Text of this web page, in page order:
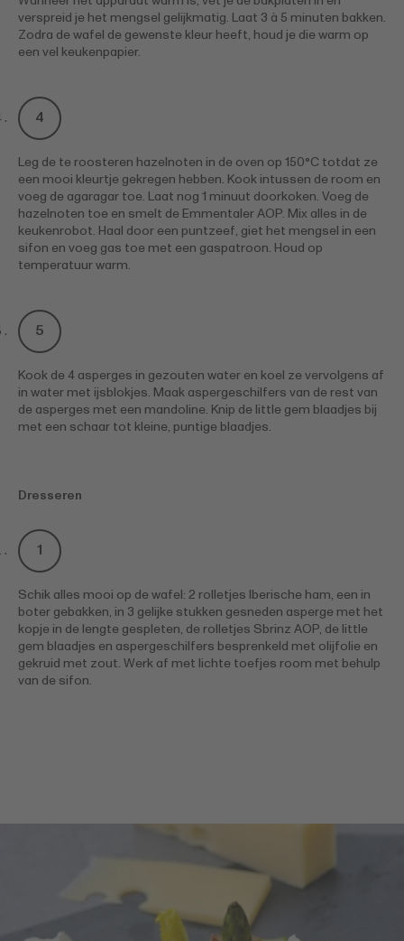
verspreid je het mengsel gelijkmatig. Laat 3 à 5 minuten bakken.
Zodra de wafel de gewenste kleur heeft, houd je die warm op
een vel keukenpapier.
Leg de te roosteren hazelnoten in de oven op 150°C totdat ze
een mooi kleurtje gekregen hebben. Kook intussen de room en
voeg de agaragar toe. Laat nog 1 minuut doorkoken. Voeg de
hazelnoten toe en smelt de Emmentaler AOP. Mix alles in de
keukenrobot. Haal door een puntzeef, giet het mengsel in een
sifon en voeg gas toe met een gaspatroon. Houd op
temperatuur warm.
Kook de 4 asperges in gezouten water en koel ze vervolgens af
in water met ijsblokjes. Maak aspergeschilfers van de rest van
de asperges met een mandoline. Knip de little gem blaadjes bij
met een schaar tot kleine, puntige blaadjes.
Dresseren
Schik alles mooi op de wafel: 2 rolletjes Iberische ham, een in
boter gebakken, in 3 gelijke stukken gesneden asperge met het
kopje in de lengte gespleten, de rolletjes Sbrinz AOP, de little
gem blaadjes en aspergeschilfers besprenkeld met olijfolie en
gekruid met zout. Werk af met lichte toefjes room met behulp
van de sifon.